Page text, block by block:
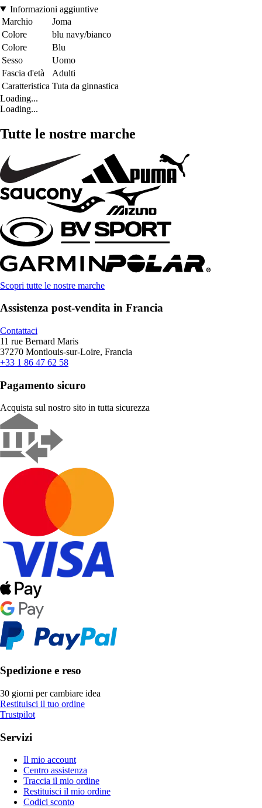
Informazioni aggiuntive
Marchio
Joma
Colore
blu navy/bianco
Colore
Blu
Sesso
Uomo
Fascia d'età
Adulti
Caratteristica Tuta da ginnastica
Loading...
Loading...
Tutte le nostre marche
Scopri tutte le nostre marche
Assistenza post-vendita in Francia
Contattaci
11 rue Bernard Maris
37270 Montlouis-sur-Loire, Francia
+33 1 86 47 62 58
Pagamento sicuro
Acquista sul nostro sito in tutta sicurezza
Spedizione e reso
30 giorni per cambiare idea
Restituisci il tuo ordine
Trustpilot
Servizi
Il mio account
Centro assistenza
Traccia il mio ordine
Restituisci il mio ordine
Codici sconto